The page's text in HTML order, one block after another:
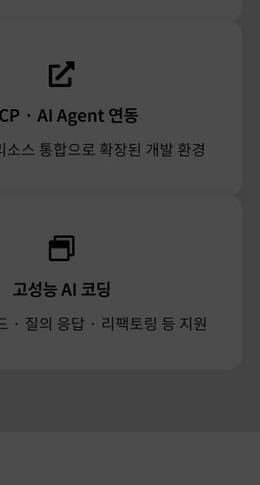
성능을 보장합니다.
유한 LLM/AI 모델을 선택해 사용
경계와 무데이터 유출 정책으로
· AI Agent 연동
소스 통합으로 확장된 개발 환경
고성능 AI 코딩
· 질의 응답 · 리팩토링 등 지원